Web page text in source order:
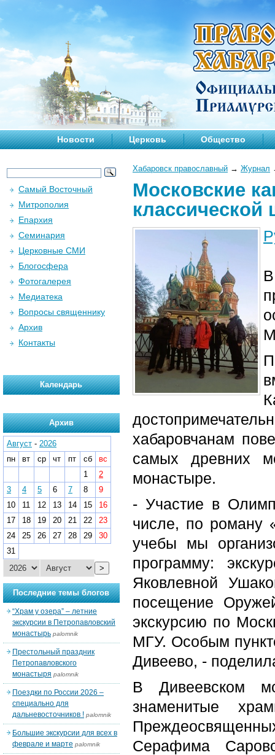
Новости Церковь Общество
Хабаровск православный → Журнал
Московские
хабаровчанам
самых древних
монастыре.
- Участие в
числе, по роману
учебы мы
программу:
Яковлевной
посещение
экскурсию по
МГУ. Особым
Дивеево, -
В Дивеевском
знаменитые
Серафима
Самый Восточный
Митрополия
Епархия
Семинария
Церковные СМИ
Блогосфера
Фотогалерея
Медиатека
Вопросы священнику
Архив
Контакты
Календарь
Архив
Август - 2026
пн
вт ср чт пт сб
вс
1
2
3
4 5 6 7 8
9
10
11 12 13 14 15
16
17
18 19 20 21 22
23
24
25 26 27 28 29
30
31
>
Последние темы блогов
“Храм у озера” – летние
экскурсии в Петропавловский
монастырь palomnik
Престольный праздник
Петропавловского
монастыря palomnik
Поездки по России 2026 –
специально для
дальневосточников ! palomnik
Большие экскурсии для всех в
феврале и марте palomnik